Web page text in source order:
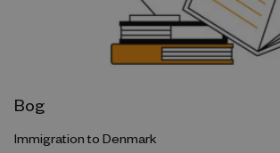
Bog
Immigration to Denmark